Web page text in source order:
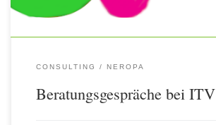
CONSULTING NEROPA
Beratungsgespräche bei ITV